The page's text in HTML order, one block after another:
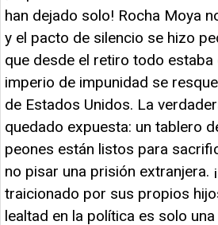
han dejado solo! Rocha Moya
y el pacto de silencio se hizo
que desde el retiro todo
imperio de impunidad se
de Estados Unidos. La
quedado expuesta: un tablero
peones están listos para
no pisar una prisión extranjera.
traicionado por sus propios
lealtad en la política es solo